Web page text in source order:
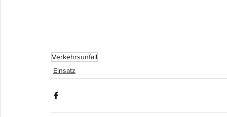
Verkehrsunfall
Einsatz